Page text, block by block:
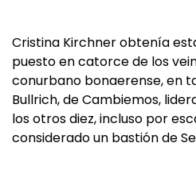
Cristina Kirchner obtenía
puesto en catorce de los
conurbano bonaerense, en
Bullrich, de Cambiemos,
los otros diez, incluso por
considerado un bastión de